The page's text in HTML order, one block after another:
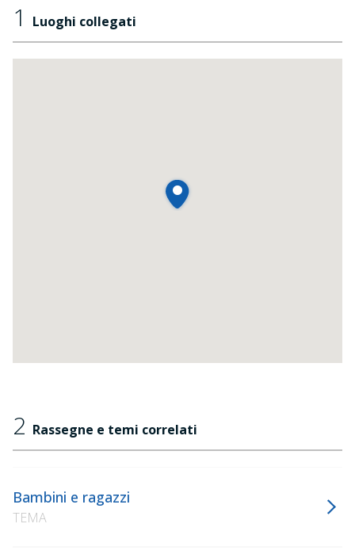
1 Luoghi collegati
2 Rassegne e temi correlati
Bambini e ragazzi
TEMA